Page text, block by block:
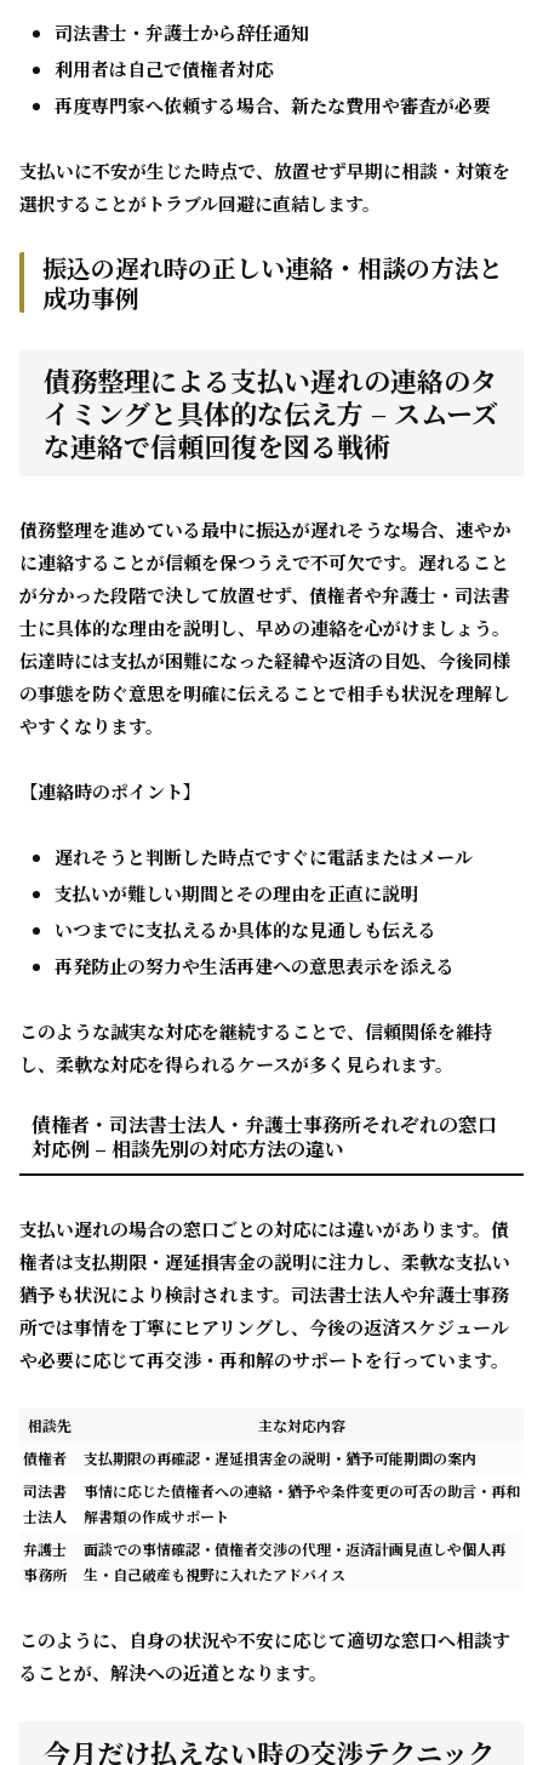
司法書士・弁護士から辞任通知
利用者は自己で債権者対応
再度専門家へ依頼する場合、新たな費用や審査が必要
支払いに不安が生じた時点で、放置せず早期に相談・対策を
選択することがトラブル回避に直結します。
振込の遅れ時の正しい連絡・相談の方法と
成功事例
債務整理による支払い遅れの連絡のタ
イミングと具体的な伝え方 – スムーズ
な連絡で信頼回復を図る戦術
債務整理を進めている最中に振込が遅れそうな場合、速やか
に連絡することが信頼を保つうえで不可欠です。遅れること
が分かった段階で決して放置せず、債権者や弁護士・司法書
士に具体的な理由を説明し、早めの連絡を心がけましょう。
伝達時には支払が困難になった経緯や返済の目処、今後同様
の事態を防ぐ意思を明確に伝えることで相手も状況を理解し
やすくなります。
【連絡時のポイント】
遅れそうと判断した時点ですぐに電話またはメール
支払いが難しい期間とその理由を正直に説明
いつまでに支払えるか具体的な見通しも伝える
再発防止の努力や生活再建への意思表示を添える
このような誠実な対応を継続することで、信頼関係を維持
し、柔軟な対応を得られるケースが多く見られます。
債権者・司法書士法人・弁護士事務所それぞれの窓口
対応例 – 相談先別の対応方法の違い
支払い遅れの場合の窓口ごとの対応には違いがあります。債
権者は支払期限・遅延損害金の説明に注力し、柔軟な支払い
猶予も状況により検討されます。司法書士法人や弁護士事務
所では事情を丁寧にヒアリングし、今後の返済スケジュール
や必要に応じて再交渉・再和解のサポートを行っています。
相談先
主な対応内容
債権者
支払期限の再確認・遅延損害金の説明・猶予可能期間の案内
司法書
士法人
事情に応じた債権者への連絡・猶予や条件変更の可否の助言・再和
解書類の作成サポート
弁護士
事務所
面談での事情確認・債権者交渉の代理・返済計画見直しや個人再
生・自己破産も視野に入れたアドバイス
このように、自身の状況や不安に応じて適切な窓口へ相談す
ることが、解決への近道となります。
今月だけ払えない時の交渉テクニック